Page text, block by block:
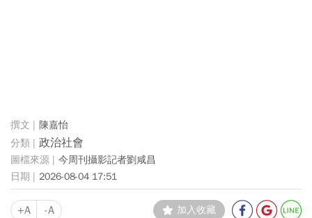
陳嘉怡
政治社會
今周刊攝影記者劉咸昌
2026-08-04 17:51
+A -A 加入收藏